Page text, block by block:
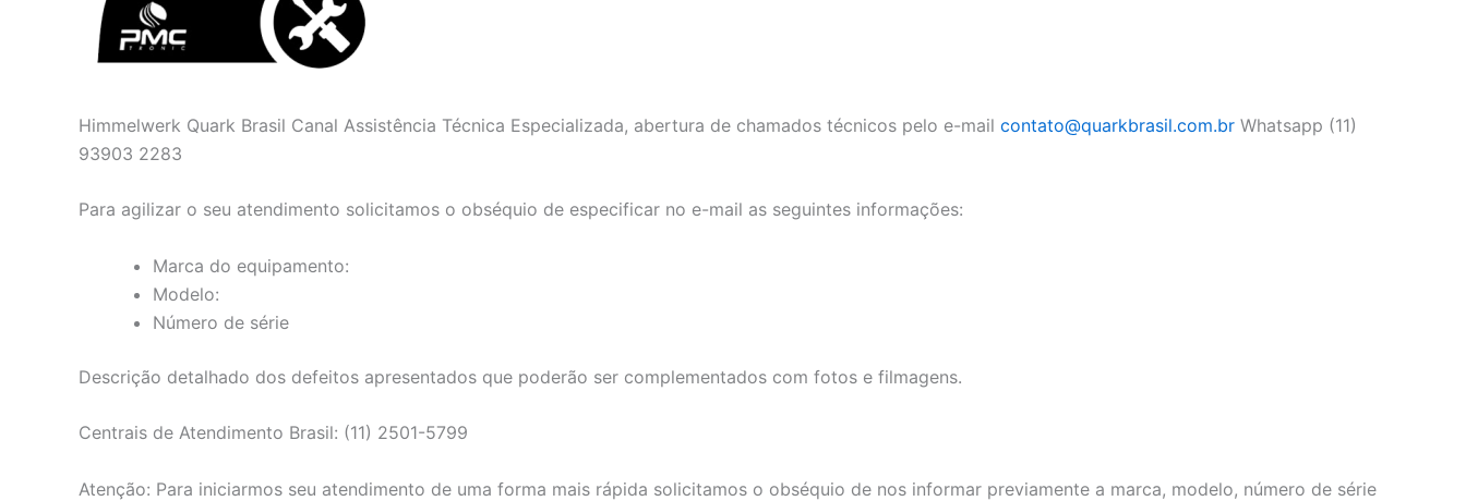
Himmelwerk Quark Brasil Canal Assistência Técnica Especializada, abertura de chamados técnicos pelo e-mail contato@quarkbrasil.com.br Whatsapp (11)
93903 2283
Para agilizar o seu atendimento solicitamos o obséquio de especificar no e-mail as seguintes informações:
Marca do equipamento:
Modelo:
Número de série
Descrição detalhado dos defeitos apresentados que poderão ser complementados com fotos e filmagens.
Centrais de Atendimento Brasil: (11) 2501-5799
Atenção: Para iniciarmos seu atendimento de uma forma mais rápida solicitamos o obséquio de nos informar previamente a marca, modelo, número de série